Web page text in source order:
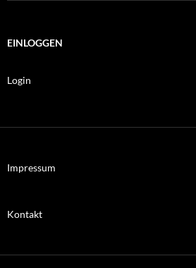
EINLOGGEN
Login
Impressum
Kontakt